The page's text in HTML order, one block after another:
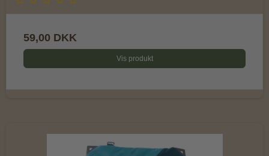
59,00 DKK
Vis produkt